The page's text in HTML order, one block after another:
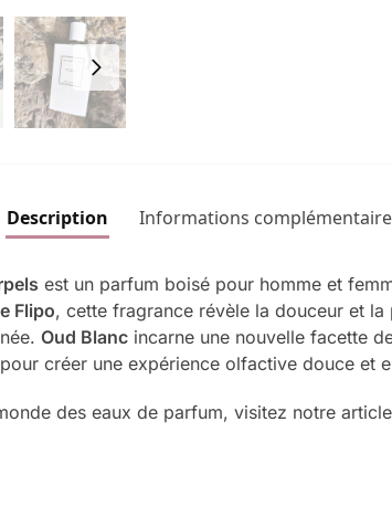
Description Informations
est un parfum boisé pour homme et
Flipo, cette fragrance révèle la douceur et la
Oud Blancincarne une nouvelle facette
créer une expérience olfactive douce et
des eaux de parfum, visitez notre